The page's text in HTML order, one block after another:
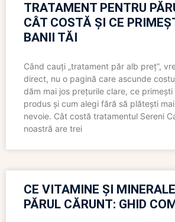
TRATAMENT PENTRU
CÂT COSTĂ ȘI CE
BANII TĂI
Când cauți „tratament păr alb preț”,
direct, nu o pagină care ascunde
dăm mai jos prețurile clare, ce
produs și cum alegi fără să plătești
nevoie. Cât costă tratamentul Sereni
noastră are trei
CE VITAMINE ȘI
PĂRUL CĂRUNT: GHID